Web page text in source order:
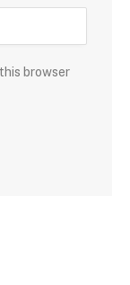
browser